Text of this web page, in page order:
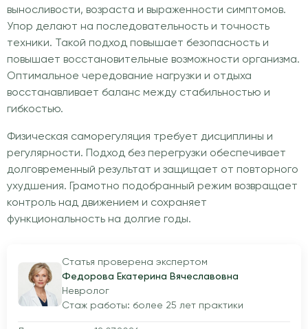
выносливости, возраста и выраженности симптомов.
Упор делают на последовательность и точность
техники. Такой подход повышает безопасность и
повышает восстановительные возможности организма.
Оптимальное чередование нагрузки и отдыха
восстанавливает баланс между стабильностью и
гибкостью.
Физическая саморегуляция требует дисциплины и
регулярности. Подход без перегрузки обеспечивает
долговременный результат и защищает от повторного
ухудшения. Грамотно подобранный режим возвращает
контроль над движением и сохраняет
функциональность на долгие годы.
Статья проверена экспертом
Федорова Екатерина Вячеславовна
Невролог
Стаж работы: более 25 лет практики